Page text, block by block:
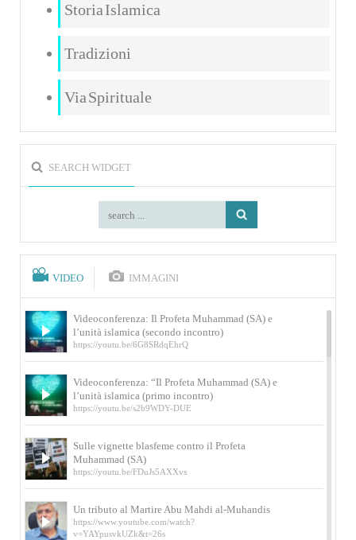
Storia Islamica
Tradizioni
Via Spirituale
SEARCH WIDGET
VIDEO IMMAGINI
Videoconferenza: Il Profeta Muhammad (SA) e
l’unità islamica (secondo incontro)
https://youtu.be/6G8SRdqEhrQ
Videoconferenza: “Il Profeta Muhammad (SA) e
l’unità islamica (primo incontro)
https://youtu.be/s2b9WDY-DUE
Sulle vignette blasfeme contro il Profeta
Muhammad (SA)
https://youtu.be/FDuJs5AXXvs
Un tributo al Martire Abu Mahdi al-Muhandis
https://www.youtube.com/watch?
v=YAYpusvkUZk&t=26s